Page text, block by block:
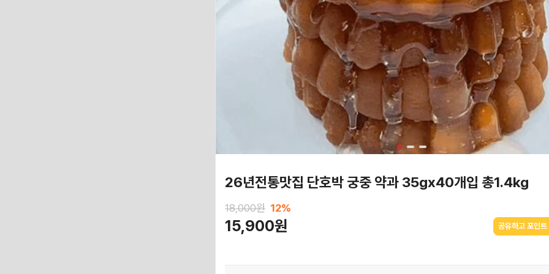
26년전통맛집 단호박 궁중 약과 35gx40개입 총1.4kg
18,000원 12%
15,900원 공유하고 포인